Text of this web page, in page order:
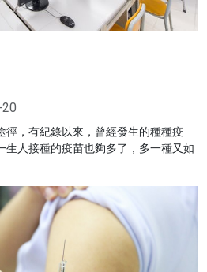
徑，有紀錄以來，曾經發生的種種疫
生人接種的疫苗也夠多了，多一種又如